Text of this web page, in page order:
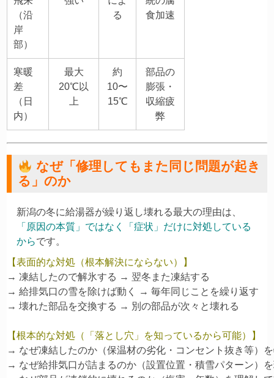
（沿
岸
部）
る
食加速
寒暖
差
（日
内）
最大
20℃以
上
約
10〜
15℃
部品の
膨張・
収縮疲
弊
なぜ「修理してもまた同じ問題が起き
る」のか
新潟の冬に給湯器が繰り返し壊れる最大の理由は、
「原因の本質」ではなく「症状」だけに対処している
からです。
【表面的な対処（根本解決にならない）】
→ 凍結したので解氷する → 翌冬また凍結する
→ 給排気口の雪を除けば動く → 毎年同じことを繰り返す
【根本的な対処（「落とし穴」を知っているから可能）】
→ なぜ凍結したのか（保温材の劣化・コンセント抜き等）
→ なぜ給排気口が詰まるのか（設置位置・積雪パターン）